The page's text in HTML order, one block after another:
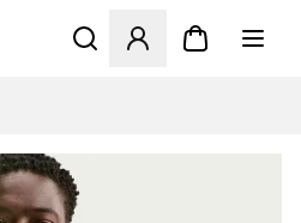
Åbner en Modal til at